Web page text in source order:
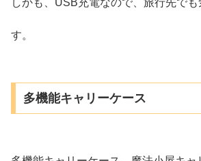
しかも、USB充電なので、旅行先でも
す。
多機能キャリーケース